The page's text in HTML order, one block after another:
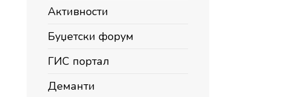
Активности
Буџетски форум
ГИС портал
Деманти